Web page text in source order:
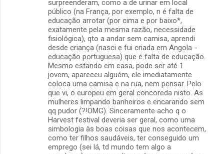
surpreenderam, como a de urinar em local
público (na França, por exemplo, n é falta de
educação arrotar (por cima e por baixo*,
exatamente pela mesma razão, necessidade
fisiológica), qto a andar sem camisa, aprendi
desde criança (nasci e fui criada em Angola -
educação portuguesa) que é falta de educação.
Mesmo estando em casa, pode ser até 1
jovem, apareceu alguém, ele imediatamente
coloca uma camisa e na rua, nem pensar. Pelo
que vi, o europeu em geral concoreda nisto. As
mulheres limpando banheiros e encarando sem
qq pudor (?!OMG). Sinceramente acho q o
Harvest festival deveria ser geral, como uma
simbologia às boas coisas que nos acontecem,
como ter filhos saudáveis, ter conseguido um
emprego (sei lá, td mundo tem algo a